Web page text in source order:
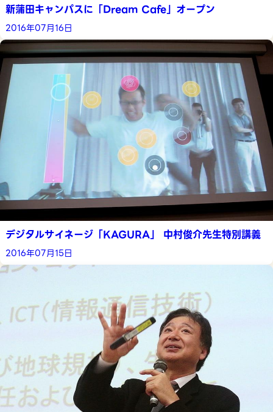
新蒲田キャンパスに「Dream Cafe」オープン
2016年07月16日
デジタルサイネージ「KAGURA」 中村俊介先生特別講義
2016年07月15日